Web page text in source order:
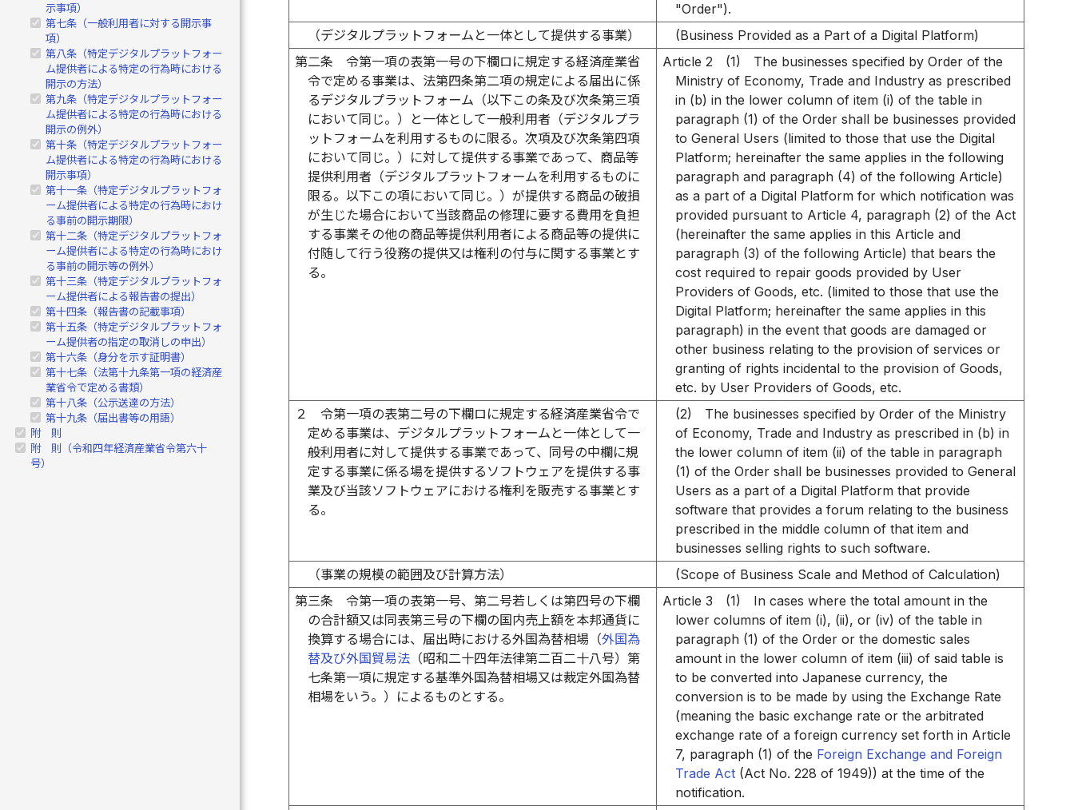
示事項）
第七条（一般利用者に対する開示事
項）
第八条（特定デジタルプラットフォー
ム提供者による特定の行為時における
開示の方法）
第九条（特定デジタルプラットフォー
ム提供者による特定の行為時における
開示の例外）
第十条（特定デジタルプラットフォー
ム提供者による特定の行為時における
開示事項）
第十一条（特定デジタルプラットフォ
ーム提供者による特定の行為時におけ
る事前の開示期限）
第十二条（特定デジタルプラットフォ
ーム提供者による特定の行為時におけ
る事前の開示等の例外）
第十三条（特定デジタルプラットフォ
ーム提供者による報告書の提出）
第十四条（報告書の記載事項）
第十五条（特定デジタルプラットフォ
ーム提供者の指定の取消しの申出）
第十六条（身分を示す証明書）
第十七条（法第十九条第一項の経済産
業省令で定める書類）
第十八条（公示送達の方法）
第十九条（届出書等の用語）
附 則
附 則（令和四年経済産業省令第六十
号）
"Order").
（デジタルプラットフォームと一体として提供する事業）
(Business Provided as a Part of a Digital Platform)
第二条
令第一項の表第一号の下欄ロに規定する経済産業省
令で定める事業は、法第四条第二項の規定による届出に係
るデジタルプラットフォーム（以下この条及び次条第三項
において同じ。）と一体として一般利用者（デジタルプラ
ットフォームを利用するものに限る。次項及び次条第四項
において同じ。）に対して提供する事業であって、商品等
提供利用者（デジタルプラットフォームを利用するものに
限る。以下この項において同じ。）が提供する商品の破損
が生じた場合において当該商品の修理に要する費用を負担
する事業その他の商品等提供利用者による商品等の提供に
付随して行う役務の提供又は権利の付与に関する事業とす
る。
Article 2 (1)
The businesses specified by Order of the
Ministry of Economy, Trade and Industry as prescribed
in (b) in the lower column of item (i) of the table in
paragraph (1) of the Order shall be businesses provided
to General Users (limited to those that use the Digital
Platform; hereinafter the same applies in the following
paragraph and paragraph (4) of the following Article)
as a part of a Digital Platform for which notification was
provided pursuant to Article 4, paragraph (2) of the Act
(hereinafter the same applies in this Article and
paragraph (3) of the following Article) that bears the
cost required to repair goods provided by User
Providers of Goods, etc. (limited to those that use the
Digital Platform; hereinafter the same applies in this
paragraph) in the event that goods are damaged or
other business relating to the provision of services or
granting of rights incidental to the provision of Goods,
etc. by User Providers of Goods, etc.
２
令第一項の表第二号の下欄ロに規定する経済産業省令で
定める事業は、デジタルプラットフォームと一体として一
般利用者に対して提供する事業であって、同号の中欄に規
定する事業に係る場を提供するソフトウェアを提供する事
業及び当該ソフトウェアにおける権利を販売する事業とす
る。
(2)
The businesses specified by Order of the Ministry
of Economy, Trade and Industry as prescribed in (b) in
the lower column of item (ii) of the table in paragraph
(1) of the Order shall be businesses provided to General
Users as a part of a Digital Platform that provide
software that provides a forum relating to the business
prescribed in the middle column of that item and
businesses selling rights to such software.
（事業の規模の範囲及び計算方法）
(Scope of Business Scale and Method of Calculation)
第三条
令第一項の表第一号、第二号若しくは第四号の下欄
の合計額又は同表第三号の下欄の国内売上額を本邦通貨に
換算する場合には、届出時における外国為替相場（外国為
替及び外国貿易法 （昭和二十四年法律第二百二十八号）第
七条第一項に規定する基準外国為替相場又は裁定外国為替
相場をいう。）によるものとする。
Article 3 (1)
In cases where the total amount in the
lower columns of item (i), (ii), or (iv) of the table in
paragraph (1) of the Order or the domestic sales
amount in the lower column of item (iii) of said table is
to be converted into Japanese currency, the
conversion is to be made by using the Exchange Rate
(meaning the basic exchange rate or the arbitrated
exchange rate of a foreign currency set forth in Article
7, paragraph (1) of the Foreign Exchange and Foreign
Trade Act (Act No. 228 of 1949)) at the time of the
notification.